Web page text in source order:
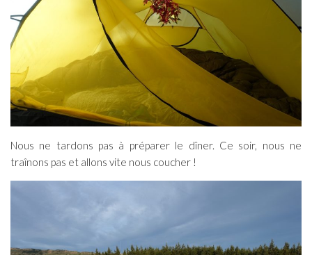
Nous ne tardons pas à préparer le dîner. Ce soir, nous ne
traînons pas et allons vite nous coucher !